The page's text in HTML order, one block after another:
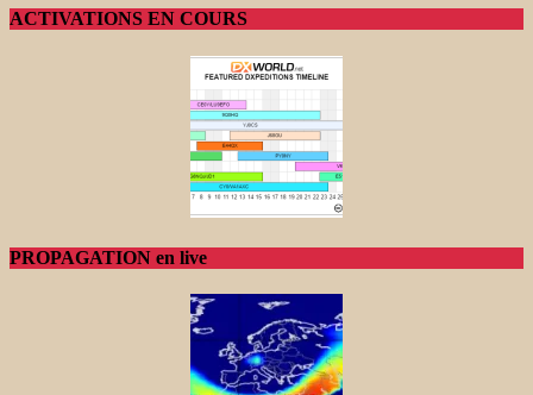
ACTIVATIONS EN COURS
PROPAGATION en live